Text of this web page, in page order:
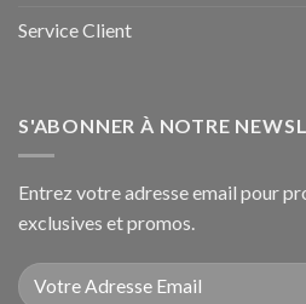
Service Client
S'ABONNER À NOTRE
Entrez votre adresse email pour
exclusives et promos.